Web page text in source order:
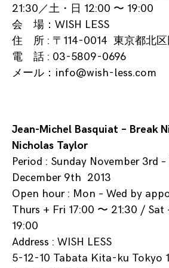
21:30／土・日 12:00 〜 19:00
会 場： WISH LESS
住 所 : 〒114-0014 東京都北区
電 話 : 03-5809-0696
メール： info@wish-less.com
Jean-Michel Basquiat – Break
Nicholas Taylor
Period : Sunday November 3rd
December 9th 2013
Open hour : Mon – Wed by
Thurs + Fri 17:00 〜 21:30 / Sat
19:00
Address : WISH LESS
5-12-10 Tabata Kita-ku Tokyo